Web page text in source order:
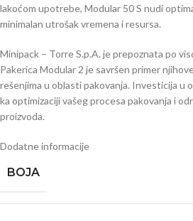
lakoćom upotrebe, Modular 50 S nudi
minimalan utrošak vremena i resursa.
Minipack – Torre S.p.A. je prepoznata po
Pakerica Modular 2 je savršen primer
rešenjima u oblasti pakovanja. Investicija u
ka optimizaciji vašeg procesa pakovanja i
proizvoda.
Dodatne informacije
BOJA